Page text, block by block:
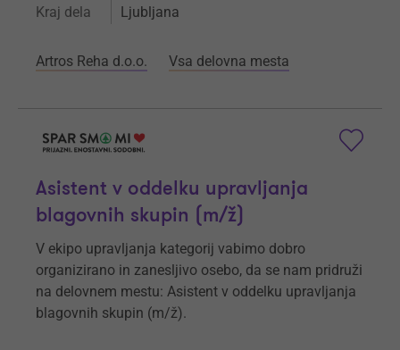
Kraj dela Ljubljana
Artros Reha d.o.o. Vsa delovna mesta
Asistent v oddelku upravljanja
blagovnih skupin (m/ž)
V ekipo upravljanja kategorij vabimo dobro
organizirano in zanesljivo osebo, da se nam pridruži
na delovnem mestu: Asistent v oddelku upravljanja
blagovnih skupin (m/ž).